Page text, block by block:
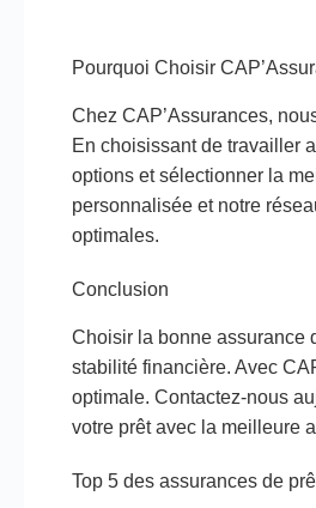
Pourquoi Choisir
Chez CAP’Assurances,
En choisissant de travailler
options et sélectionner la
personnalisée et notre
optimales.
Conclusion
Choisir la bonne assurance
stabilité financière. Avec
optimale. Contactez-nous
votre prêt avec la meilleure
Top 5 des assurances de